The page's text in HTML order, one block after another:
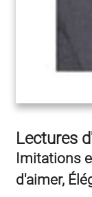
Lectures
Imitations
d'aimer,